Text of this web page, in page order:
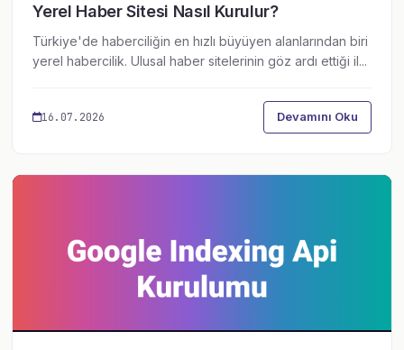
Yerel Haber Sitesi Nasıl Kurulur?
Türkiye'de haberciliğin en hızlı büyüyen alanlarından biri
yerel habercilik. Ulusal haber sitelerinin göz ardı ettiği il...
16.07.2026 Devamını Oku